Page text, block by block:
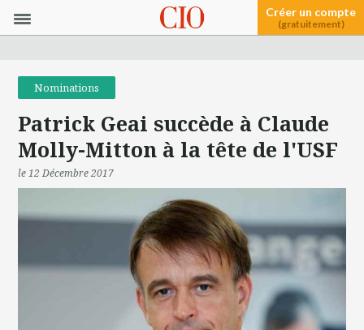
Créer un compte
(gratuitement)
Nominations
Patrick Geai succède à Claude
Molly-Mitton à la tête de l'USF
le 12 Décembre 2017